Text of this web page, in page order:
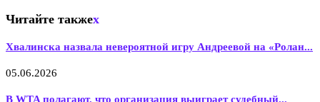
Читайте такжеx
Хвалинска назвала невероятной игру Андреевой на «Ролан...
05.06.2026
В WTA полагают, что организация выиграет судебный...